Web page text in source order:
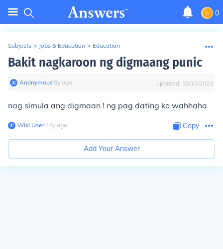
0
Subjects > Jobs & Education > Education
Bakit nagkaroon ng digmaang punic
Anonymous∙8y ago Updated: 10/10/2023
nag simula ang digmaan ! ng pag dating ko wahhaha
Wiki User∙14y ago Copy
Add Your Answer